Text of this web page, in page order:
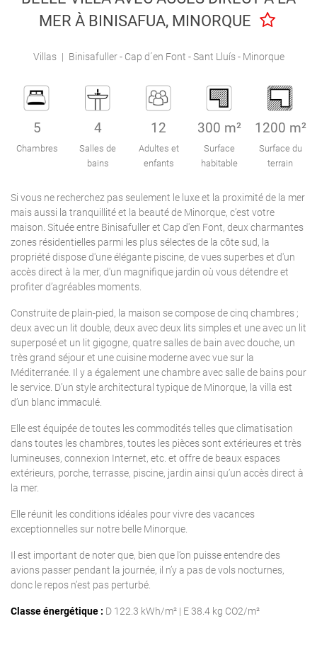
Engel & Völkers Holiday Villas
Attention au client
MER À BINISAFUA, MINORQUE
Villas | Binisafuller - Cap d´en Font - Sant Lluís - Minorque
5
Chambres
4
Salles de
bains
12
Adultes et
enfants
300 m²
Surface
habitable
1200 m²
Surface du
terrain
Si vous ne recherchez pas seulement le luxe et la proximité de la mer
mais aussi la tranquillité et la beauté de Minorque, c’est votre
maison. Située entre Binisafuller et Cap d'en Font, deux charmantes
zones résidentielles parmi les plus sélectes de la côte sud, la
propriété dispose d'une élégante piscine, de vues superbes et d'un
accès direct à la mer, d'un magnifique jardin où vous détendre et
profiter d’agréables moments.
Construite de plain-pied, la maison se compose de cinq chambres ;
deux avec un lit double, deux avec deux lits simples et une avec un lit
superposé et un lit gigogne, quatre salles de bain avec douche, un
très grand séjour et une cuisine moderne avec vue sur la
Méditerranée. Il y a également une chambre avec salle de bains pour
le service. D’un style architectural typique de Minorque, la villa est
d’un blanc immaculé.
Elle est équipée de toutes les commodités telles que climatisation
dans toutes les chambres, toutes les pièces sont extérieures et très
lumineuses, connexion Internet, etc. et offre de beaux espaces
extérieurs, porche, terrasse, piscine, jardin ainsi qu’un accès direct à
la mer.
Elle réunit les conditions idéales pour vivre des vacances
exceptionnelles sur notre belle Minorque.
Il est important de noter que, bien que l’on puisse entendre des
avions passer pendant la journée, il n’y a pas de vols nocturnes,
donc le repos n’est pas perturbé.
Classe énergétique : D 122.3 kWh/m² | E 38.4 kg CO2/m²